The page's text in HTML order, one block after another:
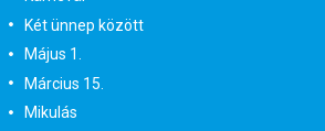
Két ünnep között
Május 1.
Március 15.
Mikulás